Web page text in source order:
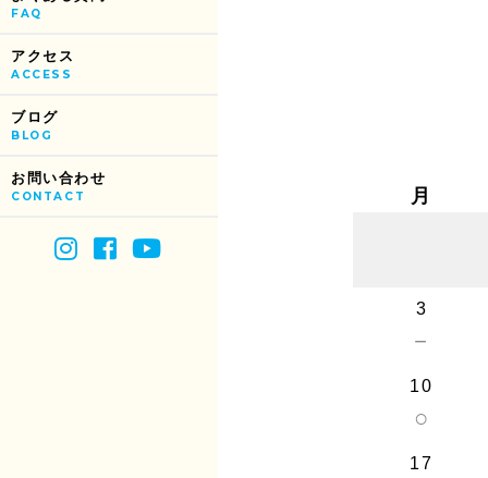
FAQ
アクセス
ACCESS
ブログ
BLOG
お問い合わせ
CONTACT 月
3
－
10
○
17